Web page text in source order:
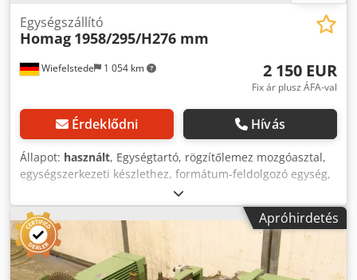
Wiefelstede 1 054 km
Egységszállító
Homag 1958/295/H276 mm
2 150 EUR
Fix ár plusz ÁFA-val
Érdeklődni Hívás
Állapot: használt, Egységtartó, rögzítőlemez mozgóasztal,
egységszerkezeti készlethez, formátum-feldolgozó egység,
vágóegység, maróegység, profilmaró egység, összekötő
maróegység, vágóegység, kétvégű profilozó, élmegmunkáló
gép, pontozó motor, aprító motor, marás motor
peremmegmunkáló géphez -HOMAG egységtartó
maróegységekhez - nehéz vezetéssel - oldalirányban
mozgatható - ellenpulttal - Asztal magassága: 276 mm -
Apróhirdetés